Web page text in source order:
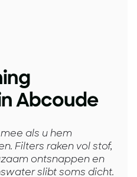
Abcoude
als u hem
Filters raken vol stof,
ontsnappen en
slibt soms dicht.